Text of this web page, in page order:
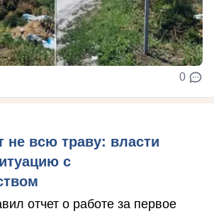
0
не всю траву: власти
с
отчет о работе за первое